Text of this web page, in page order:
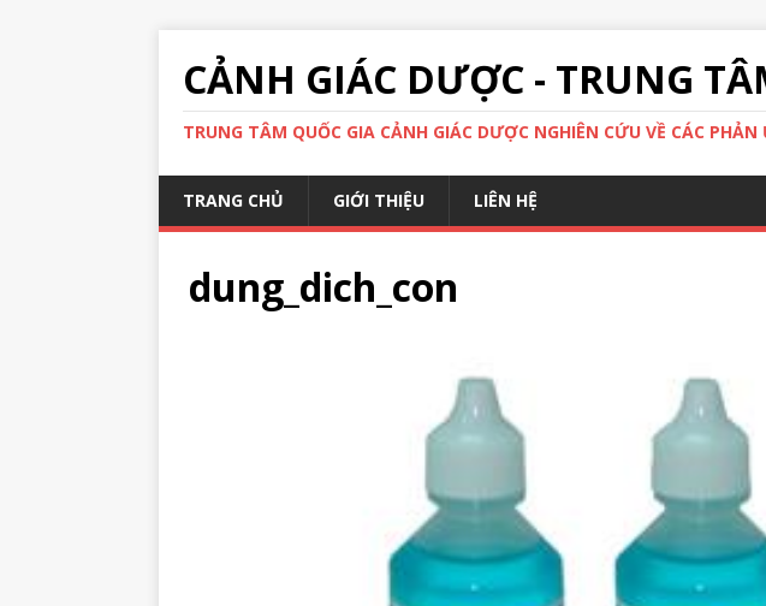
CẢNH GIÁC DƯỢC - TRUNG
TRUNG TÂM QUỐC GIA CẢNH GIÁC DƯỢC NGHIÊN CỨU VỀ CÁC
TRANG CHỦ GIỚI THIỆU LIÊN HỆ
dung_dich_con